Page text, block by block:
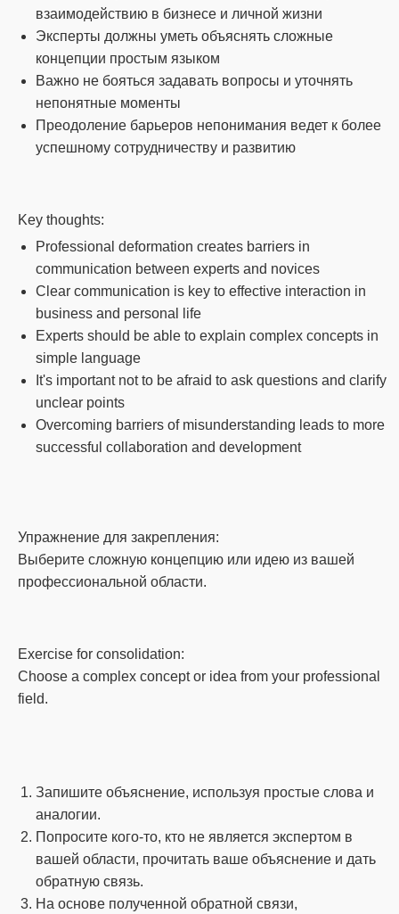
взаимодействию в бизнесе и личной жизни
Эксперты должны уметь объяснять сложные
концепции простым языком
Важно не бояться задавать вопросы и уточнять
непонятные моменты
Преодоление барьеров непонимания ведет к более
успешному сотрудничеству и развитию
Key thoughts:
Professional deformation creates barriers in
communication between experts and novices
Clear communication is key to effective interaction in
business and personal life
Experts should be able to explain complex concepts in
simple language
It's important not to be afraid to ask questions and clarify
unclear points
Overcoming barriers of misunderstanding leads to more
successful collaboration and development
Упражнение для закрепления:
Выберите сложную концепцию или идею из вашей
профессиональной области.
Exercise for consolidation:
Choose a complex concept or idea from your professional
field.
Запишите объяснение, используя простые слова и
аналогии.
Попросите кого-то, кто не является экспертом в
вашей области, прочитать ваше объяснение и дать
обратную связь.
На основе полученной обратной связи,